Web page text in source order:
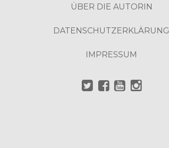
ÜBER DIE AUTORIN
DATENSCHUTZERKLÄRUNG
IMPRESSUM